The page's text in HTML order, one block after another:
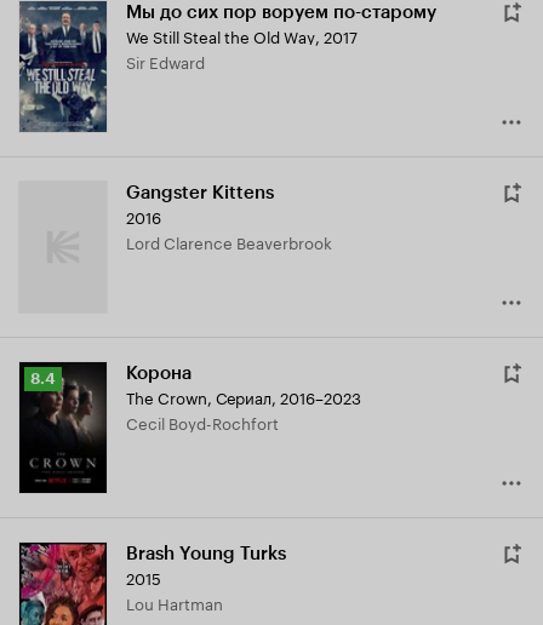
Мы до сих пор воруем по-старому
We Still Steal the Old Way, 2017
Sir Edward
Gangster Kittens
2016
Lord Clarence Beaverbrook
Рейтинг
Кинопоиска
8.4
8.4 Корона
The Crown, Сериал, 2016–2023
Cecil Boyd-Rochfort
Brash Young Turks
2015
Lou Hartman